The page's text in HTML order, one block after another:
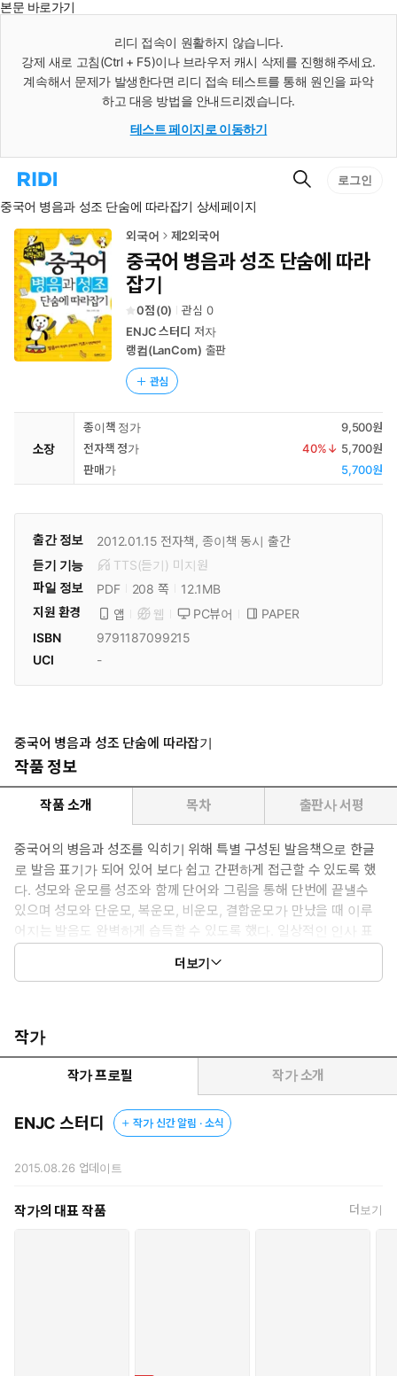
본문 바로가기
리디 접속이 원활하지 않습니다.
강제 새로 고침(Ctrl + F5)이나 브라우저 캐시 삭제를 진행해주세요.
계속해서 문제가 발생한다면 리디 접속 테스트를 통해 원인을 파악
하고 대응 방법을 안내드리겠습니다.
테스트 페이지로 이동하기
리
홈
로
이
동
검
로그인
중국어 병음과 성조 단숨에 따라잡기 상세페이지
외국어 제2외국어
중국어 병음과 성조 단숨에 따라
잡기
0 (0) 관심 0
ENJC 스터디 저자
랭컴(LanCom) 출판
관심
소장
종이책 정가
9,500원
전자책 정가
40%↓ 5,700원
판매가
5,700원
출간 정보 2012.01.15 전자책, 종이책 동시 출간
듣기 기능
TTS(듣기) 미 지원
파일 정보
PDF 208 쪽
12.1MB
지원 환경
앱 웹 PC뷰어
PAPER
ISBN
9791187099215
UCI
-
중국어 병음과 성조 단숨에 따라잡기
작품 정보
작품 소개 목차 출판사 서평
중국어의 병음과 성조를 익히기 위해 특별 구성된 발음책으로 한글
로 발음 표기가 되어 있어 보다 쉽고 간편하게 접근할 수 있도록 했
다. 성모와 운모를 성조와 함께 단어와 그림을 통해 단번에 끝낼수
있으며 성모와 단운모, 복운모, 비운모, 결합운모가 만났을 때 이루
어지는 발음도 완벽하게 습득할 수 있도록 했다. 일상적인 인사 표
현 등을 통해 간단한 중국어 문장과 발음을 이해하고 초급과정에서
반드시 익혀야 할 간체자를 제대로 익힐 수 있다.
더보기
작가
작가 프로필 작가 소개
ENJC 스터디 작가 신간 알림 · 소식
2015.08.26 업데이트
작가의 대표 작품 더보기